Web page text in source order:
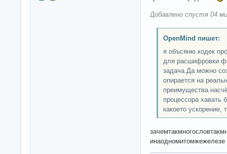
Добавлено спустя 04
OpenMind пишет:
я объсяню.кодек
для расшифровки
задача.Да можно
опирается на
процессора хавать
какоето ускорение,
инаодномитомжежелезе